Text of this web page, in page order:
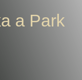
a Park